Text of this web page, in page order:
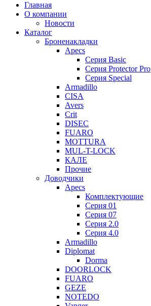
Главная
О компании
Новости
Каталог
Броненакладки
Apecs
Серия Basic
Серия Protector Pro
Серия Special
Armadillo
CISA
Avers
Crit
DISEC
FUARO
MOTTURA
MUL-T-LOCK
КАЛЕ
Прочие
Доводчики
Apecs
Комплектующие
Серия 01
Серия 07
Серия 2.0
Серия 4.0
Armadillo
Diplomat
Dorma
DOORLOCK
FUARO
GEZE
NOTEDO